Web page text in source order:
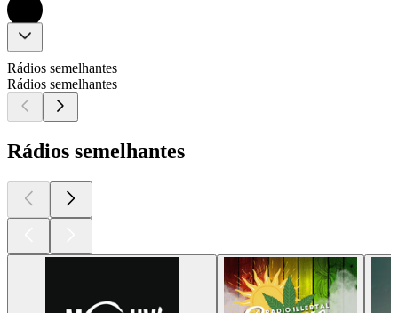
Rádios semelhantes
Rádios semelhantes
Rádios semelhantes